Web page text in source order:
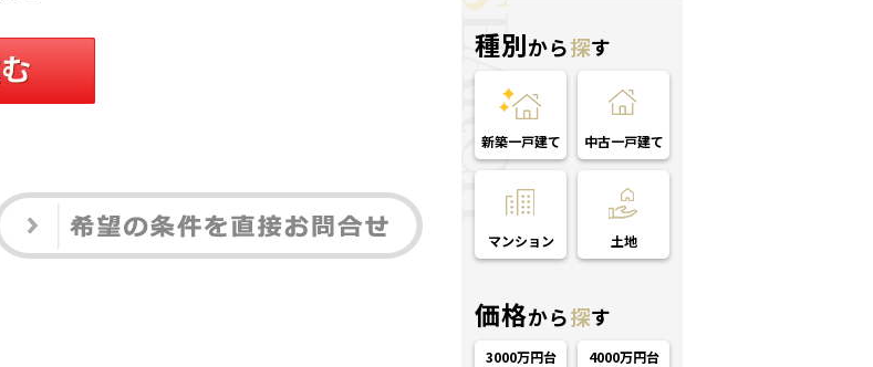
種別から探す
新築一戸建て 中古一戸建て
マンション 土地
価格から探す
3000万円台 4000万円台